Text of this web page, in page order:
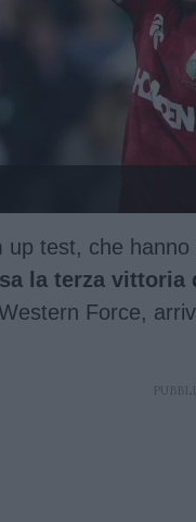
up test, che
la terza vittoria
Force,